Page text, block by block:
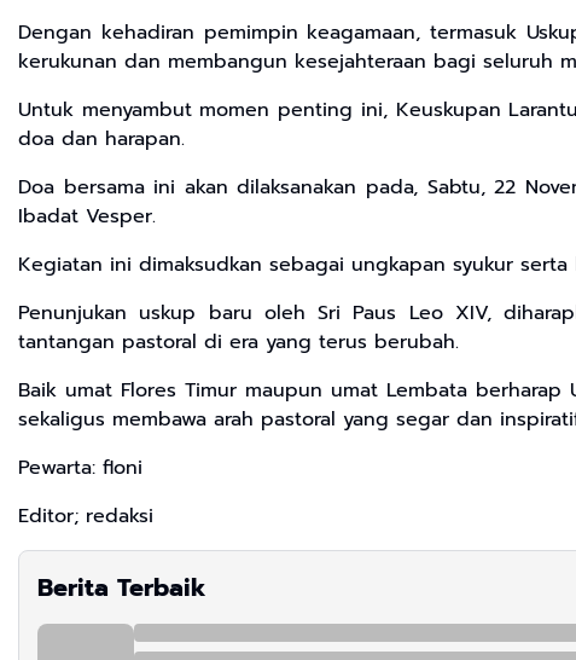
Dengan kehadiran pemimpin keagamaan, termasuk
kerukunan dan membangun kesejahteraan bagi seluruh
Untuk menyambut momen penting ini, Keuskupan
doa dan harapan.
Doa bersama ini akan dilaksanakan pada, Sabtu, 22
Ibadat Vesper.
Kegiatan ini dimaksudkan sebagai ungkapan syukur
Penunjukan uskup baru oleh Sri Paus Leo XIV,
tantangan pastoral di era yang terus berubah.
Baik umat Flores Timur maupun umat Lembata
sekaligus membawa arah pastoral yang segar dan
Pewarta: floni
Editor; redaksi
Berita Terbaik